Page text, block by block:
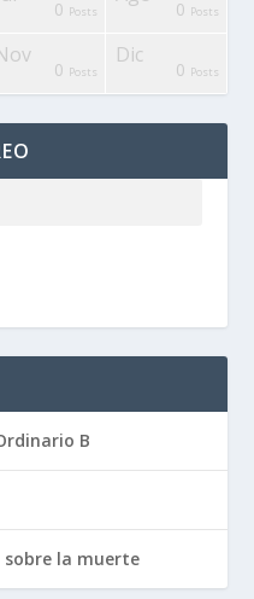
0 Posts 0 Posts
0 Posts
Dic
0 Posts
B
la muerte